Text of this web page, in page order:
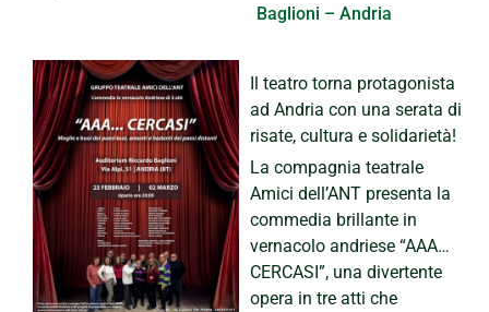
Baglioni – Andria
Il teatro torna protagonista
ad Andria con una serata di
risate, cultura e solidarietà!
La compagnia teatrale
Amici dell’ANT presenta la
commedia brillante in
vernacolo andriese “AAA…
CERCASI”, una divertente
opera in tre atti che